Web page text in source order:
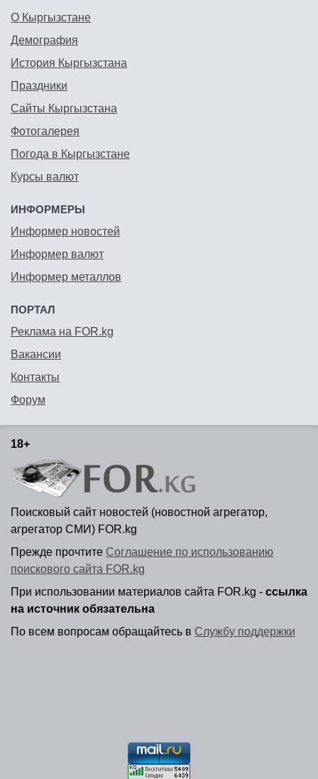
О Кыргызстане
Демография
История Кыргызстана
Праздники
Сайты Кыргызстана
Фотогалерея
Погода в Кыргызстане
Курсы валют
ИНФОРМЕРЫ
Информер новостей
Информер валют
Информер металлов
ПОРТАЛ
Реклама на FOR.kg
Вакансии
Контакты
Форум
18+
Поисковый сайт новостей (новостной агрегатор,
агрегатор СМИ) FOR.kg
Прежде прочтите Соглашение по использованию
поискового сайта FOR.kg
При использовании материалов сайта FOR.kg - ссылка
на источник обязательна
По всем вопросам обращайтесь в Службу поддержки